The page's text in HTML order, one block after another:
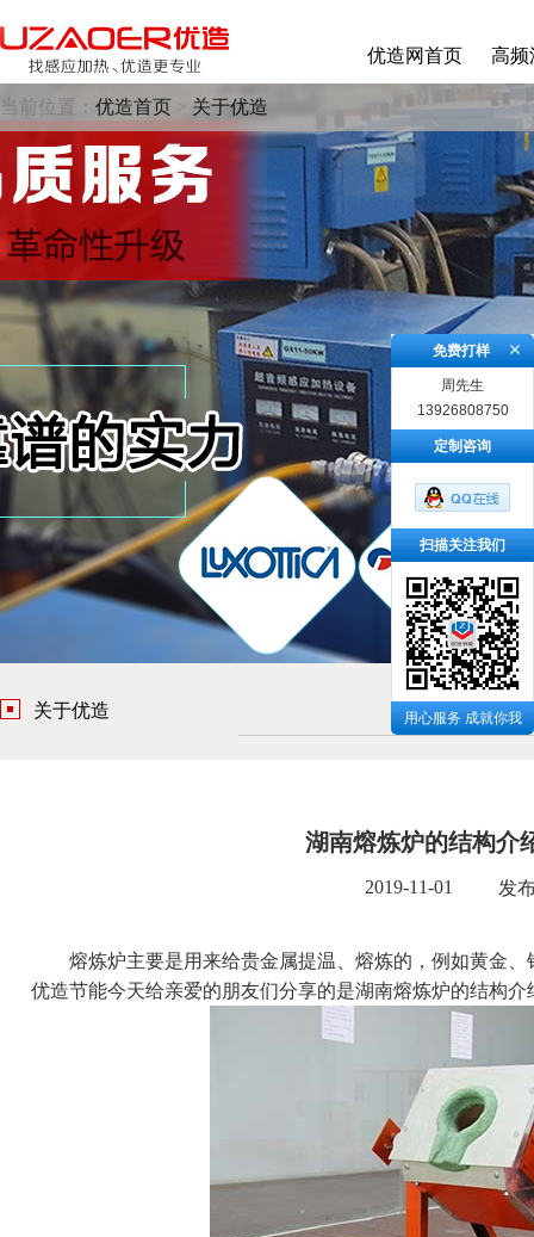
优造网首页 高频
当前位置： 优造首页 > 关于优造
关于优造
湖南熔炼炉的结构介
2019-11-01 发
熔炼炉主要是用来给贵金属提温、熔炼的，例如黄金、
优造节能今天给亲爱的朋友们分享的是湖南熔炼炉的结构介
免费打样
周先生
13926808750
定制咨询
扫描关注我们
用心服务 成就你我